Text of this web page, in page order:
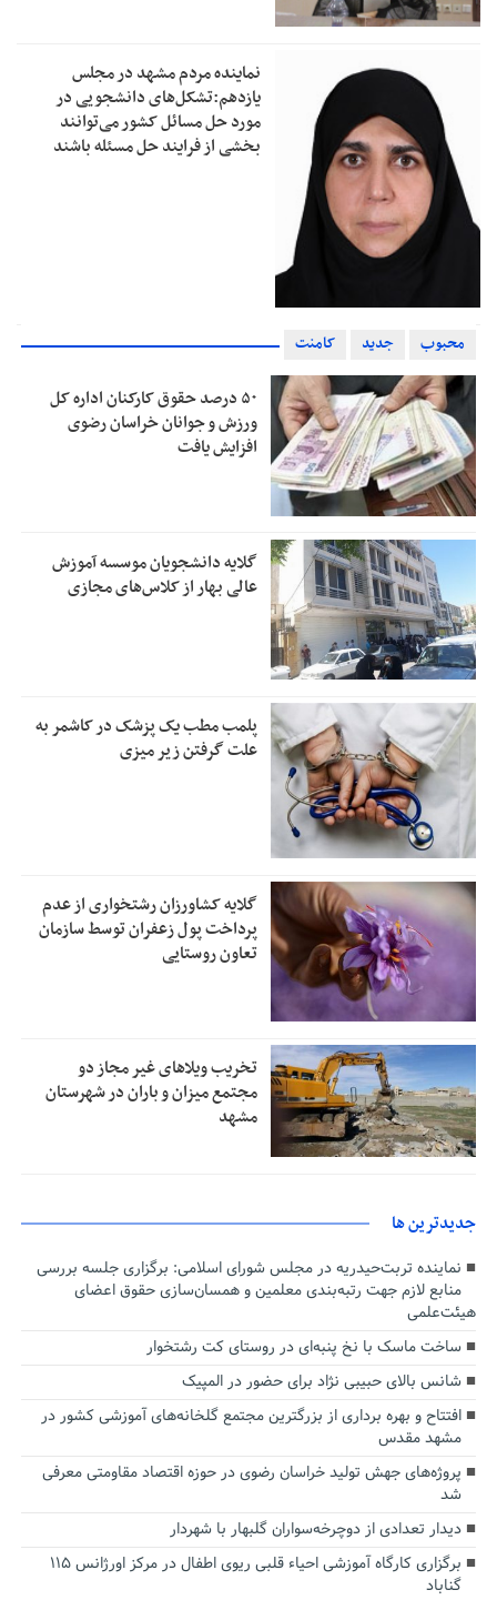
نماینده مردم مشهد در مجلس
یازدهم:تشکل‌های دانشجویی در
مورد حل مسائل کشور می‌توانند
بخشی از فرایند حل مسئله باشند
محبوب جدید کامنت
۵۰ درصد حقوق کارکنان اداره کل
ورزش و جوانان خراسان رضوی
افزایش یافت
گلایه دانشجویان موسسه آموزش
عالی بهار از کلاس‌های مجازی
پلمب مطب یک پزشک در کاشمر به
علت گرفتن زیر میزی
گلایه کشاورزان رشتخواری از عدم
پرداخت پول زعفران توسط سازمان
تعاون روستایی
تخریب ویلاهای غیر مجاز دو
مجتمع میزان و باران در شهرستان
مشهد
جديدترين ها
نماینده تربت‌حیدریه در مجلس شورای اسلامی: برگزاری جلسه بررسی
منابع لازم جهت رتبه‌بندی معلمین و همسان‌سازی حقوق اعضای
هیئت‌علمی
ساخت ماسک با نخ پنبه‌ای در روستای کت رشتخوار
شانس بالای حبیبی نژاد برای حضور در المپیک
افتتاح و بهره برداری از بزرگترین مجتمع گلخانه‌های آموزشی کشور در
مشهد مقدس
پروژه‌های جهش تولید خراسان رضوی در حوزه اقتصاد مقاومتی معرفی
شد
دیدار تعدادی از دوچرخه‌سواران گلبهار با شهردار
برگزاری کارگاه آموزشی احیاء قلبی ریوی اطفال در مرکز اورژانس ۱۱۵
گناباد